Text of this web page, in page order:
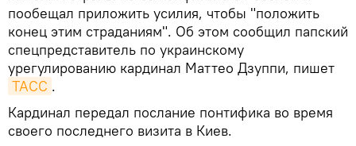
пообещал приложить усилия, чтобы "положить
конец этим страданиям". Об этом сообщил папский
спецпредставитель по украинскому
урегулированию кардинал Маттео Дзуппи, пишет
ТАСС .
Кардинал передал послание понтифика во время
своего последнего визита в Киев.